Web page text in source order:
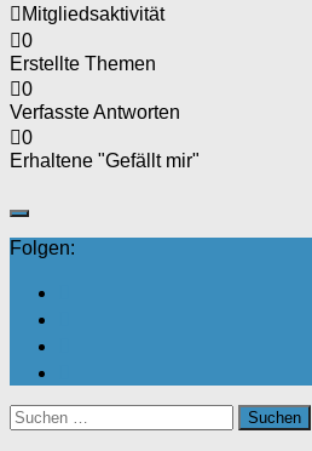
Mitgliedsaktivität
0
Erstellte Themen
0
Verfasste Antworten
0
Erhaltene "Gefällt mir"
Folgen:
Suchen
nach: